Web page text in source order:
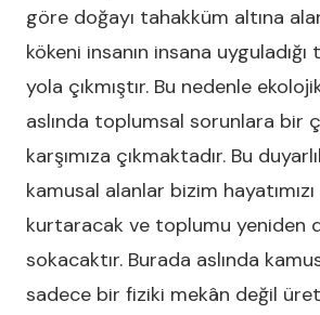
göre doğayı tahakküm altına
kökeni insanın insana
yola çıkmıştır. Bu nedenle
aslında toplumsal sorunlara bir
karşımıza çıkmaktadır. Bu
kamusal alanlar bizim
kurtaracak ve toplumu yeniden
sokacaktır. Burada aslında
sadece bir fiziki mekân değil